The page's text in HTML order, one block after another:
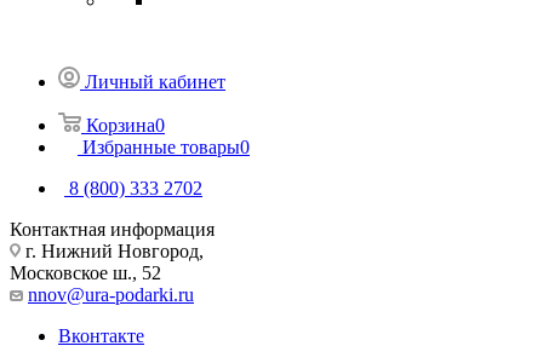
Личный кабинет
Корзина0
Избранные товары0
8 (800) 333 2702
Контактная информация
г. Нижний Новгород,
Московское ш., 52
nnov@ura-podarki.ru
Вконтакте